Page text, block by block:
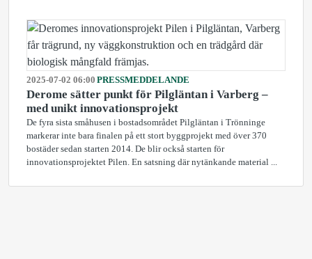
2025-07-02 06:00 PRESSMEDDELANDE
Derome sätter punkt för Pilgläntan i Varberg –
med unikt innovationsprojekt
De fyra sista småhusen i bostadsområdet Pilgläntan i Trönninge
markerar inte bara finalen på ett stort byggprojekt med över 370
bostäder sedan starten 2014. De blir också starten för
innovationsprojektet Pilen. En satsning där nytänkande material ...